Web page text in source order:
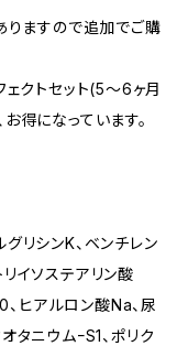
ますので追加でご購
クトセット(5～6ヶ月
得になっています。
リシンK、ベンチレン
イソステアリン酸
ヒアルロン酸Na、尿
タニウムｰS1、ポリク